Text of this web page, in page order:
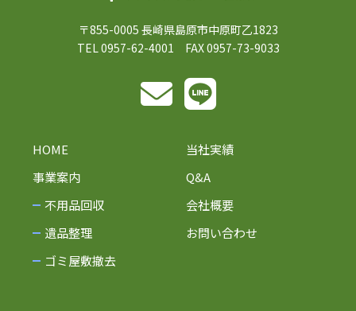
〒855-0005 長崎県島原市中原町乙1823
TEL 0957-62-4001 FAX 0957-73-9033
HOME
事業案内
不用品回収
遺品整理
ゴミ屋敷撤去
当社実績
Q&A
会社概要
お問い合わせ